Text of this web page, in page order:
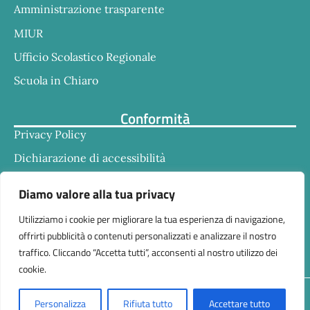
Diamo valore alla tua privacy
Utilizziamo i cookie per migliorare la tua esperienza di navigazione,
offrirti pubblicità o contenuti personalizzati e analizzare il nostro
traffico. Cliccando “Accetta tutti”, acconsenti al nostro utilizzo dei
cookie.
Personalizza Rifiuta tutto Accettare tutto
Amministrazione trasparente
MIUR
Ufficio Scolastico Regionale
Scuola in Chiaro
Conformità
Privacy Policy
Dichiarazione di accessibilità
Responsabile della trasmissione e pubblicazione di
documenti informazioni e dati ex. Art. 10 d.lgs 33/2013